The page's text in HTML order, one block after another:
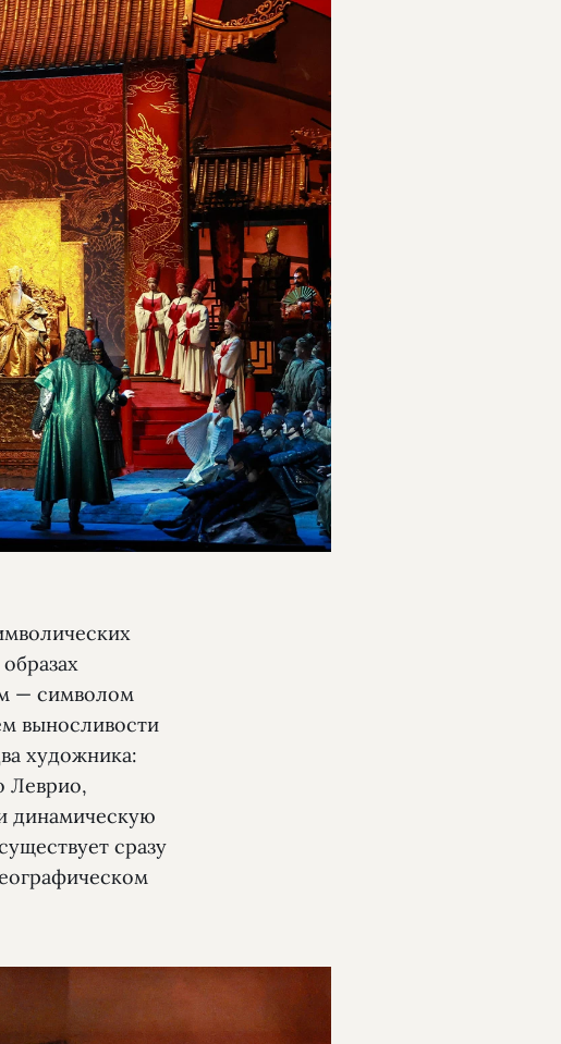
— символом
выносливости
художника:
Леврио,
динамическую
сразу